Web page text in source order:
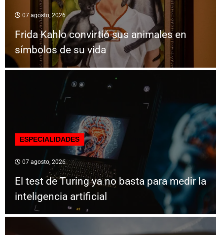
07 agosto, 2026
Frida Kahlo convirtió sus animales en
símbolos de su vida
ESPECIALIDADES
07 agosto, 2026
El test de Turing ya no basta para medir la
inteligencia artificial